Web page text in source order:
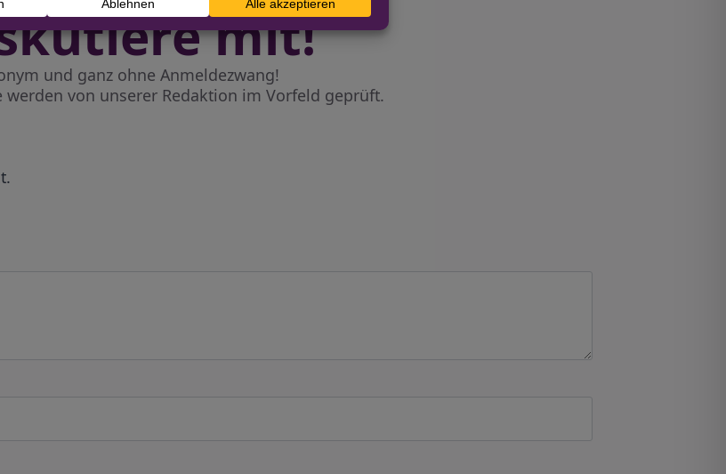
mit!
und ganz ohne Anmeldezwang!
werden von unserer Redaktion im Vorfeld geprüft.